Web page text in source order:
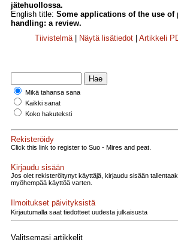
jätehuollossa.
English title: Some applications of the use of
handling: a review.
Tiivistelmä| Näytä lisätiedot Artikkeli
Mikä tahansa sana
Kaikki sanat
Koko hakuteksti
Rekisteröidy
Click this link to register to Suo - Mires and peat.
Kirjaudu sisään
Jos olet rekisteröitynyt käyttäjä, kirjaudu sisään
myöhempää käyttöä varten.
Ilmoitukset päivityksistä
Kirjautumalla saat tiedotteet uudesta julkaisusta
Valitsemasi artikkelit